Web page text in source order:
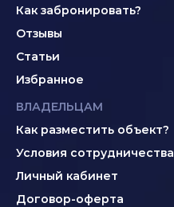
Как забронировать?
Отзывы
Статьи
Избранное
ВЛАДЕЛЬЦАМ
Как разместить объект?
Условия сотрудничества
Личный кабинет
Договор-оферта